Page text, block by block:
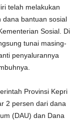
telah melakukan
dana bantuan sosial
Sosial. Di
tunai masing-
penyalurannya
Provinsi Kepri
2 persen dari dana
(DAU) dan Dana